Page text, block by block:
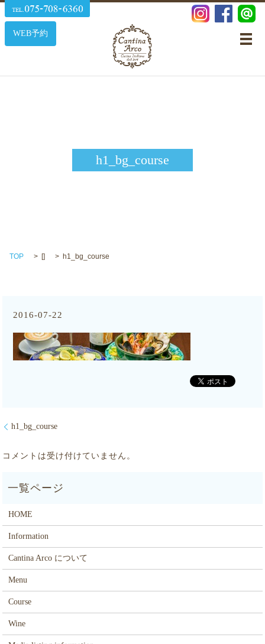
WEB予約
メ
h1_bg_course
TOP [] h1_bg_course
2016-07-22
h1_bg_course
コメントは受け付けていません。
HOME
Information
Cantina Arco について
Menu
Course
Wine